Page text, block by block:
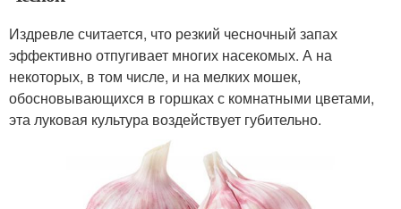
Издревле считается, что резкий чесночный запах
эффективно отпугивает многих насекомых. А на
некоторых, в том числе, и на мелких мошек,
обосновывающихся в горшках с комнатными цветами,
эта луковая культура воздействует губительно.